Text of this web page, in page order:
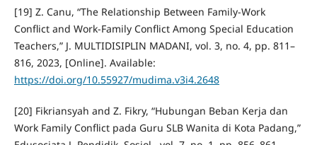
[19] Z. Canu, “The Relationship Between Family-Work
Conflict and Work-Family Conflict Among Special Education
Teachers,” J. MULTIDISIPLIN MADANI, vol. 3, no. 4, pp. 811–
816, 2023, [Online]. Available:
https://doi.org/10.55927/mudima.v3i4.2648
[20] Fikriansyah and Z. Fikry, “Hubungan Beban Kerja dan
Work Family Conflict pada Guru SLB Wanita di Kota Padang,”